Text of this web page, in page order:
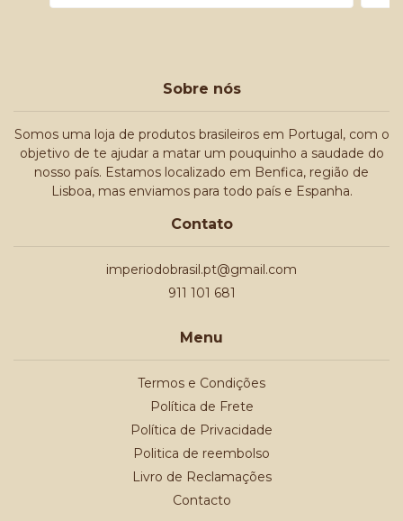
Sobre nós
Somos uma loja de produtos brasileiros em Portugal, com o
objetivo de te ajudar a matar um pouquinho a saudade do
nosso país. Estamos localizado em Benfica, região de
Lisboa, mas enviamos para todo país e Espanha.
Contato
imperiodobrasil.pt@gmail.com
911 101 681
Menu
Termos e Condições
Política de Frete
Política de Privacidade
Politica de reembolso
Livro de Reclamações
Contacto